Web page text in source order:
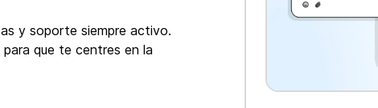
y soporte siempre activo.
que te centres en la